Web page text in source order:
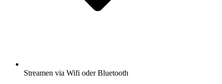
Streamen via Wifi oder Bluetooth